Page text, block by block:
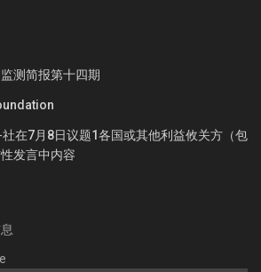
测简报第十四期
社在7月8日议题1各国或其他利益攸关方（包
发言中内容